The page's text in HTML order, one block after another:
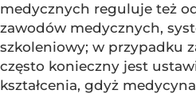
medycznych reguluje też
zawodów medycznych,
szkoleniowy; w przypadku
często konieczny jest
kształcenia, gdyż